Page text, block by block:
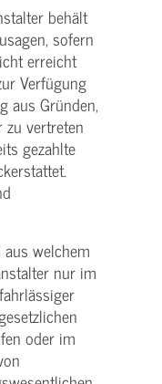
behält
sofern
erreicht
Verfügung
aus Gründen,
zu vertreten
gezahlte
welchem
nur im
oder im